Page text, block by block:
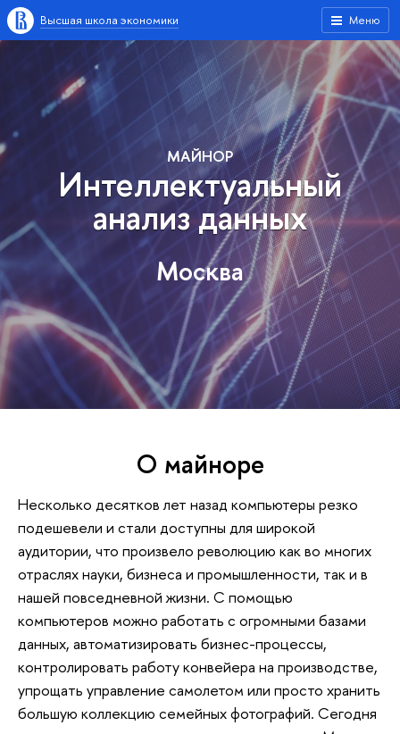
Меню
Высшая школа экономики
МАЙНОР
Интеллектуальный
анализ данных
Москва
О майноре
Несколько десятков лет назад компьютеры резко
подешевели и стали доступны для широкой
аудитории, что произвело революцию как во многих
отраслях науки, бизнеса и промышленности, так и в
нашей повседневной жизни. С помощью
компьютеров можно работать с огромными базами
данных, автоматизировать бизнес-процессы,
контролировать работу конвейера на производстве,
упрощать управление самолетом или просто хранить
большую коллекцию семейных фотографий. Сегодня